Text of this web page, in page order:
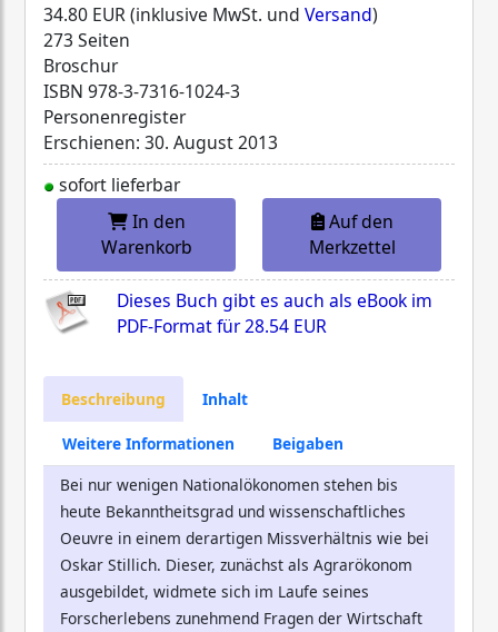
34.80 EUR (inklusive MwSt. und Versand)
273 Seiten
Broschur
ISBN 978-3-7316-1024-3
Personenregister
Erschienen: 30. August 2013
sofort lieferbar
In den
Warenkorb
Auf den
Merkzettel
Dieses Buch gibt es auch als eBook im
PDF-Format für28.54 EUR
Beschreibung Inhalt
Weitere Informationen
Beigaben
Bei nur wenigen Nationalökonomen stehen bis
heute Bekanntheitsgrad und wissenschaftliches
Oeuvre in einem derartigen Missverhältnis wie bei
Oskar Stillich. Dieser, zunächst als Agrarökonom
ausgebildet, widmete sich im Laufe seines
Forscherlebens zunehmend Fragen der Wirtschaft